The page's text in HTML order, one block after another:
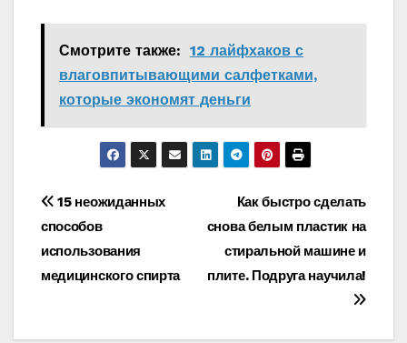
Смотрите также: 12 лайфхаков с
влаговпитывающими салфетками,
которые экономят деньги
Навигация
по
записям
Как быстро сделать
снова белым пластик на
стиральной машине и
плите. Подруга научила!
15 неожиданных
способов
использования
медицинского спирта